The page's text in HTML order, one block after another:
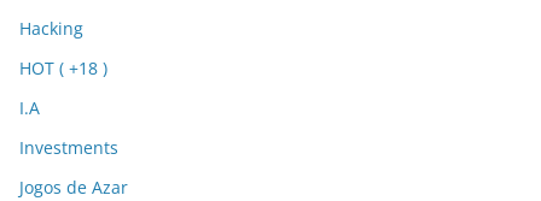
Hacking
HOT ( +18 )
I.A
Investments
Jogos de Azar